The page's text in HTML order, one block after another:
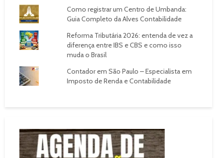
Como registrar um Centro de Umbanda:
Guia Completo da Alves Contabilidade
Reforma Tributária 2026: entenda de vez a
diferença entre IBS e CBS e como isso
muda o Brasil
Contador em São Paulo – Especialista em
Imposto de Renda e Contabilidade